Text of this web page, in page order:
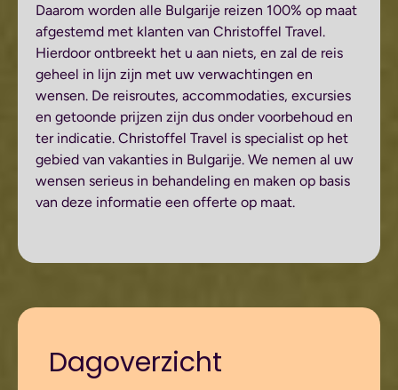
Daarom worden alle Bulgarije reizen 100% op maat
afgestemd met klanten van Christoffel Travel.
Hierdoor ontbreekt het u aan niets, en zal de reis
geheel in lijn zijn met uw verwachtingen en
wensen. De reisroutes, accommodaties, excursies
en getoonde prijzen zijn dus onder voorbehoud en
ter indicatie. Christoffel Travel is specialist op het
gebied van vakanties in Bulgarije. We nemen al uw
wensen serieus in behandeling en maken op basis
van deze informatie een offerte op maat.
Dagoverzicht